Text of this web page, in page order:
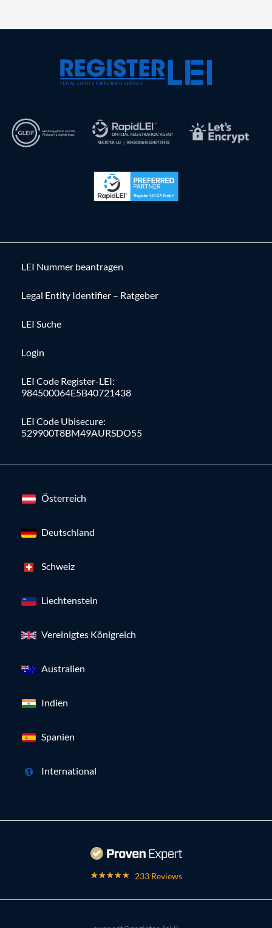
LEI Nummer beantragen
Legal Entity Identifier – Ratgeber
LEI Suche
Login
LEI Code Register-LEI:
984500064E5B40721438
LEI Code Ubisecure:
529900T8BM49AURSDO55
Österreich
Deutschland
Schweiz
Liechtenstein
Vereinigtes Königreich
Australien
Indien
Spanien
International
233 Reviews